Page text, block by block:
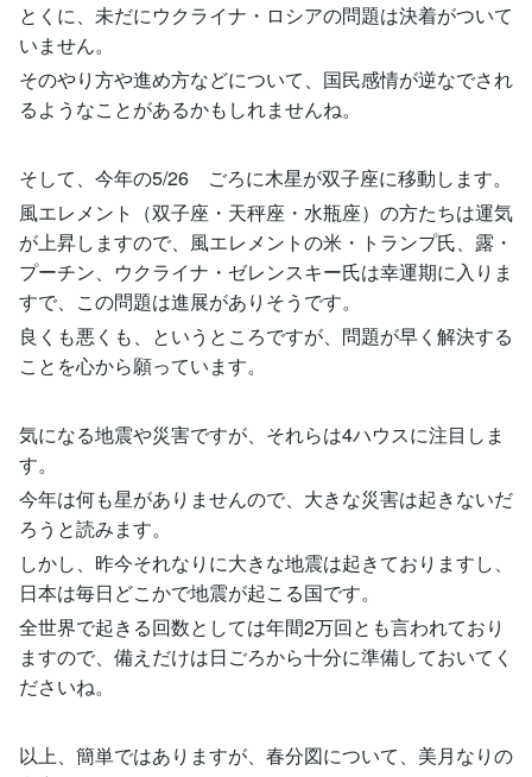
とくに、未だにウクライナ・ロシアの問題は決着がついて
いません。
そのやり方や進め方などについて、国民感情が逆なでされ
るようなことがあるかもしれませんね。
そして、今年の5/26 ごろに木星が双子座に移動します。
風エレメント（双子座・天秤座・水瓶座）の方たちは運気
が上昇しますので、風エレメントの米・トランプ氏、露・
プーチン、ウクライナ・ゼレンスキー氏は幸運期に入りま
すで、この問題は進展がありそうです。
良くも悪くも、というところですが、問題が早く解決する
ことを心から願っています。
気になる地震や災害ですが、それらは4ハウスに注目しま
す。
今年は何も星がありませんので、大きな災害は起きないだ
ろうと読みます。
しかし、昨今それなりに大きな地震は起きておりますし、
日本は毎日どこかで地震が起こる国です。
全世界で起きる回数としては年間2万回とも言われており
ますので、備えだけは日ごろから十分に準備しておいてく
ださいね。
以上、簡単ではありますが、春分図について、美月なりの